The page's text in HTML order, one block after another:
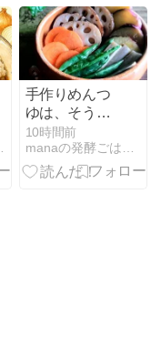
アミスト*
手作りめんつ
ゆは、そうめ
んだけじゃな
い
10時間前